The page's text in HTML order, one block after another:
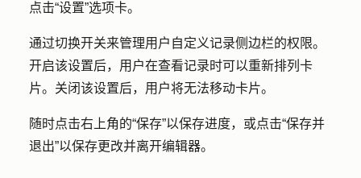
点击“设置”选项卡。
通过切换开关来管理用户自定义记录侧边栏的权限。
开启该设置后，用户在查看记录时可以重新排列卡
片。关闭该设置后，用户将无法移动卡片。
随时点击右上角的“保存”以保存进度，或点击“保存并
退出”以保存更改并离开编辑器。